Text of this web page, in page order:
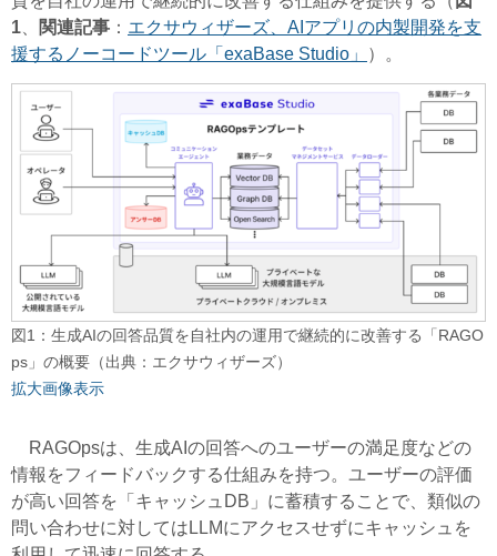
1
関連記事 ： エクサウィザーズ、AIアプリの内製開発を支
援するノーコードツール「exaBase Studio」
）。
図1：生成AIの回答品質を自社内の運用で継続的に改善する「RAGO
ps」の概要（出典：エクサウィザーズ）
拡大画像表示
RAGOpsは、生成AIの回答へのユーザーの満足度などの
情報をフィードバックする仕組みを持つ。ユーザーの評価
が高い回答を「キャッシュDB」に蓄積することで、類似の
問い合わせに対してはLLMにアクセスせずにキャッシュを